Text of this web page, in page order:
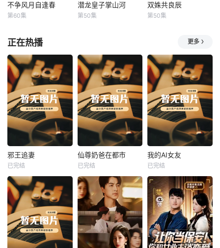
不争风月自逢春
不争风月自逢春
第60集
潜龙皇子掌山河
潜龙皇子掌山河
第50集
双姝共良辰
双姝共良辰
第50集
正在热播 更多
热播
邪王追妻
未知
邪王追妻
已完结
热播
未知
仙尊奶爸在都市
已完结
热播
我的AI女友
未知
我的AI女友
已完结